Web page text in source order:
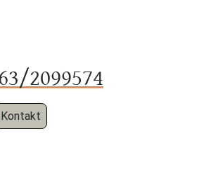
2099574
Kontakt